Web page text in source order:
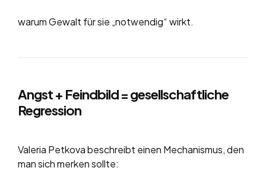
warum Gewalt für sie „notwendig“ wirkt.
Angst + Feindbild = gesellschaftliche
Regression
Valeria Petkova beschreibt einen Mechanismus, den
man sich merken sollte: